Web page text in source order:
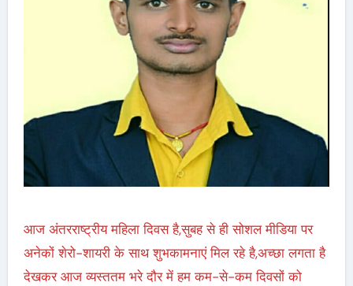
आज अंतरराष्ट्रीय महिला दिवस है,सुबह से ही सोशल मीडिया पर
अनेकों शेरो-शायरी के साथ शुभकामनाएं मिल रहे है,अच्छा लगता है
देखकर आज व्यस्ततम भरे दौर में हम कम-से-कम दिवसों को